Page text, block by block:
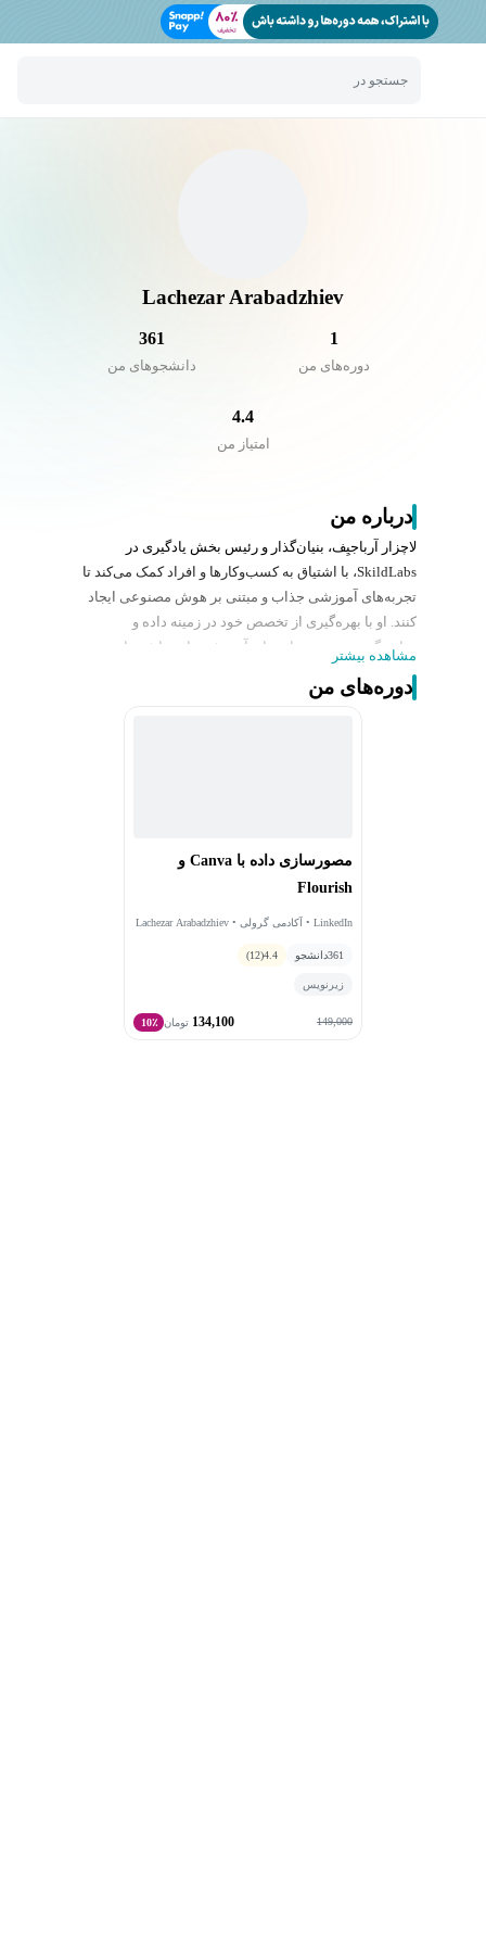
جستجو در
Lachezar Arabadzhiev
1
دوره‌های من
361
دانشجو‌های من
4.4
امتیاز من
درباره من
لاچزار آرباجیِف، بنیان‌گذار و رئیس بخش یادگیری در
SkildLabs، با اشتیاق به کسب‌وکارها و افراد کمک می‌کند تا
تجربه‌های آموزشی جذاب و مبتنی بر هوش مصنوعی ایجاد
کنند. او با بهره‌گیری از تخصص خود در زمینه داده و
روایت‌گری بصری، برنامه‌های آموزشی، استراتژی‌های
می‌دهد که به یادگیرندگان در سراسر جهان قدرت می‌بخشد و
و بهترین شیوه‌های خود را در زمینه آموزش کارکنان و ارائه
محتوا به اشتراک می‌گذارد.
لاچزار دارای مدرک کارشناسی مدیریت بازرگانی در
کسب‌وکار بین‌الملل از دانشگاه تورنتو است و به‌عنوان
جهانی پیرامون کارآفرینی و آموزش مشارکت داشته است.
مشاهده بیشتر
دوره‌های من
مصورسازی داده با Canva و
Flourish
LinkedIn • آکادمی گرولی • Lachezar Arabadzhiev
361دانشجو 4.4
(12)
زیرنویس
149,000
134,100 تومان 10٪